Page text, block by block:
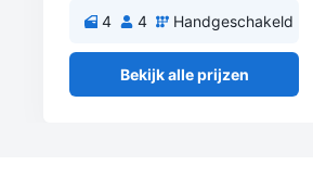
4 4 Handgeschakeld
Bekijk alle prijzen